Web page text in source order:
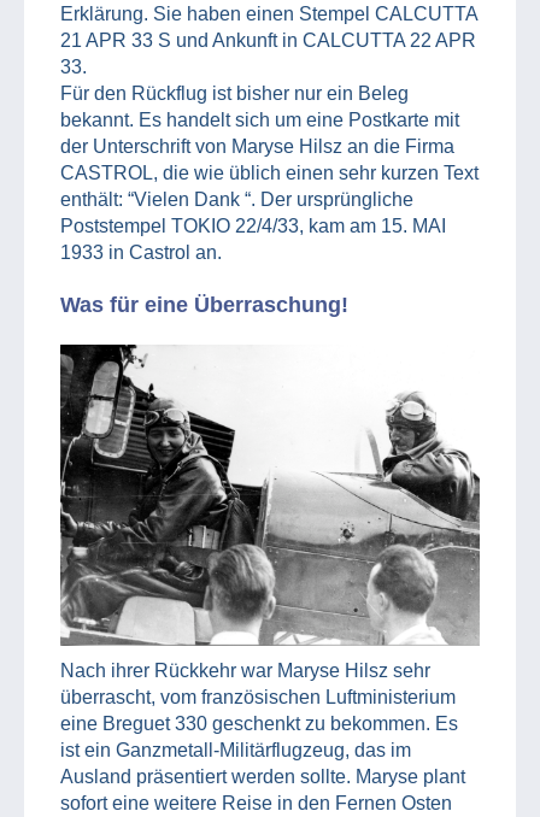
Erklärung. Sie haben einen Stempel CALCUTTA
21 APR 33 S und Ankunft in CALCUTTA 22 APR
33.
Für den Rückflug ist bisher nur ein Beleg
bekannt. Es handelt sich um eine Postkarte mit
der Unterschrift von Maryse Hilsz an die Firma
CASTROL, die wie üblich einen sehr kurzen Text
enthält: “Vielen Dank “. Der ursprüngliche
Poststempel TOKIO 22/4/33, kam am 15. MAI
1933 in Castrol an.
Was für eine Überraschung!
Nach ihrer Rückkehr war Maryse Hilsz sehr
überrascht, vom französischen Luftministerium
eine Breguet 330 geschenkt zu bekommen. Es
ist ein Ganzmetall-Militärflugzeug, das im
Ausland präsentiert werden sollte. Maryse plant
sofort eine weitere Reise in den Fernen Osten